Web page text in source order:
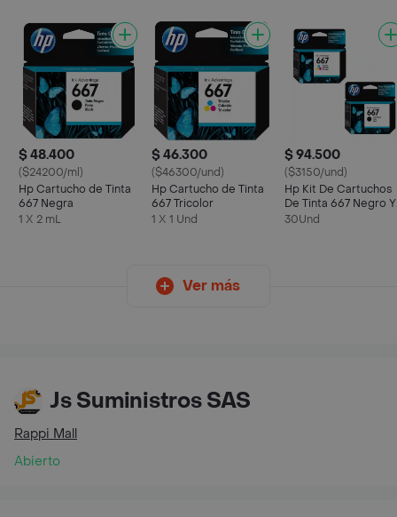
$ 48.400
($24200/ml)
Hp Cartucho de Tinta
667 Negra
1 X 2 mL
$ 46.300
($46300/und)
Hp Cartucho de Tinta
667 Tricolor
1 X 1 Und
$ 94.500
($3150/und)
Hp Kit De Cartuchos
De Tinta 667 Negro Y
Tricolor Original
30Und
Ver más
Js Suministros SAS
Rappi Mall
Abierto